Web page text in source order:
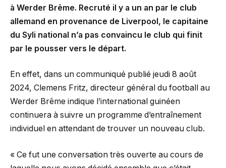
à Werder Brême. Recruté il y a un an par le club
allemand en provenance de Liverpool, le capitaine
du Syli national n’a pas convaincu le club qui finit
par le pousser vers le départ.
En effet, dans un communiqué publié jeudi 8 août
2024, Clemens Fritz, directeur général du football au
Werder Brême indique l’international guinéen
continuera à suivre un programme d’entraînement
individuel en attendant de trouver un nouveau club.
« Ce fut une conversation très ouverte au cours de